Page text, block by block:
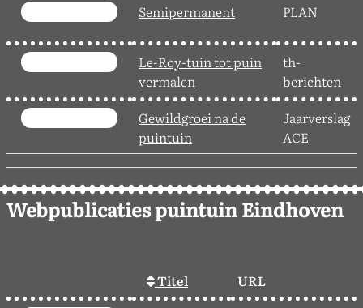
Semipermanent
PLAN
Le-Roy-tuin tot puin
vermalen
th-
berichten
Gewildgroei na de
puintuin
Jaarverslag
ACE
Webpublicaties puintuin Eindhoven
Titel
URL